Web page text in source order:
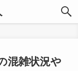
混雑状況や